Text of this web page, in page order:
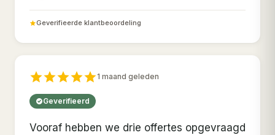
Geverifieerde klantbeoordeling
1 maand geleden
Geverifieerd
Vooraf hebben we drie offertes opgevraagd